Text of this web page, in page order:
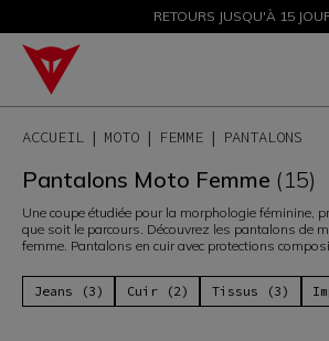
SOLDES JUSQU'À-50 % – ACHETEZ
RETOURS JUSQU'À 15
ACCUEIL MOTO FEMME PANTALONS
Pantalons Moto Femme (15)
Une coupe étudiée pour la morphologie féminine,
que soit le parcours. Découvrez les pantalons de
femme. Pantalons en cuir avec protections
Jeans (3) Cuir (2) Tissus (3)